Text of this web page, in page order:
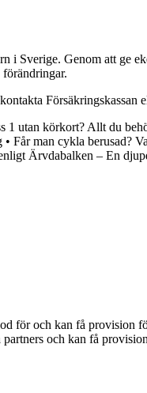
i Sverige. Genom att ge
Försäkringskassan
1 utan körkort? Allt du
• Får man cykla berusad?
Ärvdabalken – En
för och kan få provision
och kan få